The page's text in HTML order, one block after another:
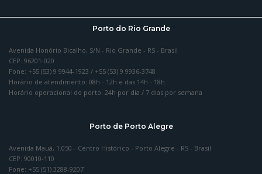
Porto do Rio Grande
Avenida Honório Bicalho, S/N - Rio Grande - RS - Brasil
CEP: 96201-020
Fone: +55 (53) 9 9944-1923 / +55 (53) 9 9936-3748
Horário de atendimento: 08h - 12h e das 14h - 18h
Horário operacional do porto: 24h por dia / 7 dias por semana
Porto de Porto Alegre
Avenida Mauá, 1.050 - Centro Histórico - Porto Alegre - RS - Brasil
CEP: 90010-110
Fone: +55 (51) 3288-9207